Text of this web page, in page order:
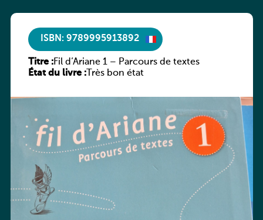
ISBN: 9789995913892
Titre :Fil d’Ariane 1 – Parcours de textes
État du livre :Très bon état